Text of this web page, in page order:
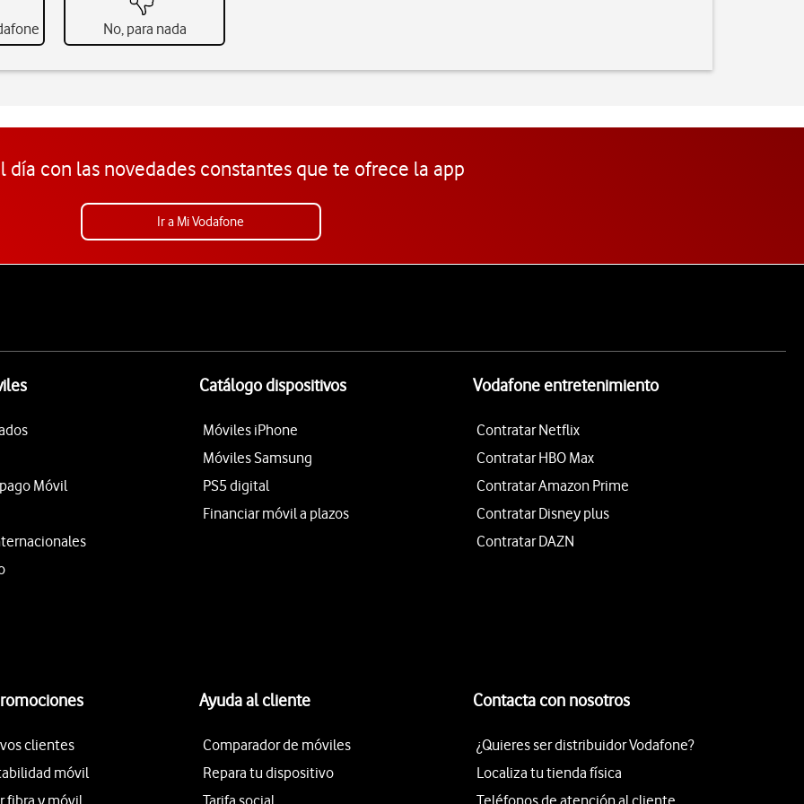
No, para nada
día con las novedades constantes que te ofrece la app
Ir a Mi Vodafone
Móvil
Catálogo dispositivos
Móviles iPhone
Móviles Samsung
PS5 digital
Financiar móvil a plazos
Vodafone entretenimiento
Contratar Netflix
Contratar HBO Max
Contratar Amazon Prime
Contratar Disney plus
Contratar DAZN
clientes
móvil
fibra y móvil
Ayuda al cliente
Comparador de móviles
Repara tu dispositivo
Tarifa social
Contacta con nosotros
¿Quieres ser distribuidor Vodafone?
Localiza tu tienda física
Teléfonos de atención al cliente